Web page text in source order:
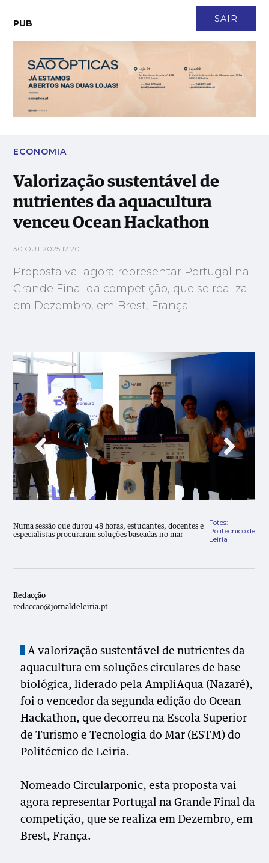
SAIR
PUB
Valorização sustentável de nutrientes da aquacultura venceu
Ocean Hackathon
ECONOMIA
Valorização sustentável de
nutrientes da aquacultura
venceu Ocean Hackathon
30 OUT 2025 12:20
Proposta vai agora representar Portugal na
Grande Final da competição, que se realiza
em Dezembro, em Brest, França
Numa sessão que durou 48 horas, estudantes, docentes e
especialistas procuraram soluções baseadas no mar
Fotos:
Politécnico de
Leiria
Redacção
redaccao@jornaldeleiria.pt
A valorização sustentável de nutrientes da
aquacultura em soluções circulares de base
biológica, liderado pela AmpliAqua (Nazaré),
foi o vencedor da segunda edição do Ocean
Hackathon, que decorreu na Escola Superior
de Turismo e Tecnologia do Mar (ESTM) do
Politécnico de Leiria.
Nomeado Circularponic, esta proposta vai
agora representar Portugal na Grande Final da
competição, que se realiza em Dezembro, em
Brest, França.